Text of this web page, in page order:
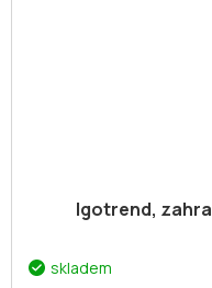
Igotrend,
skladem